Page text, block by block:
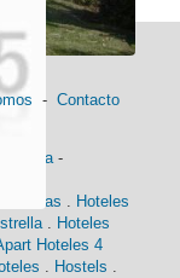
- Contacto
Historia-
Estrellas . Hoteles
. Hoteles
Hoteles 4
. Hostels .